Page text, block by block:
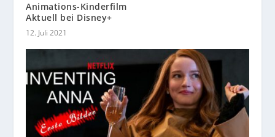
Animations-Kinderfilm
Aktuell bei Disney+
12. Juli 2021